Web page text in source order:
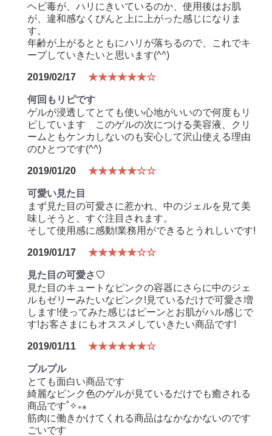
ヘビ毒が、ハリにきいているのか、使用後はお肌
が、違和感なくぴんと上に上がった感じになりま
す。
年齢が上がるとともにハリが落ちるので、これでキ
ープしていきたいと思います(^^)
2019/02/17 ★★★★★★☆
何回もリピです
ゲルが浸透してとても使い心地がいいので何度もリ
ピしています このゲルの次につける美容液、クリ
ームともケンカしないのも安心して沢山使える理由
のひとつです(^^)
2019/01/20 ★★★★★☆☆
可愛い見た目
まず見た目の可愛さに惹かれ、中のジェルを見て美
味しそうと、すぐ注目されます。
そして使用感に感動!業務用ができるとうれしいです!
2019/01/17 ★★★★★☆☆
見た目の可愛さ♡
見た目のキュートなピンクの容器にさらに中のジェ
ルもゼリーみたいなピンク!見ているだけで可愛さ増
します!使ってみた感じはピーンとお肌がハル感じで
す!お客さまにもオススメしていきたい商品です!
2019/01/11 ★★★★★★☆
プルプル
とても面白い商品です
綺麗なピンク色のゲルが見ているだけでも癒される
商品です˚✧₊⁎
筋肉に働きかけてくれる商品はなかなかないのです
ごいです